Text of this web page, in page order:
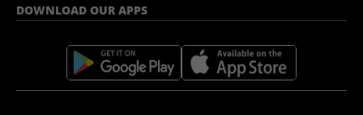
DOWNLOAD OUR APPS